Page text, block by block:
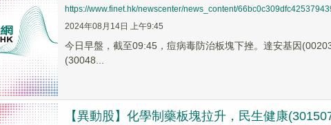
https://www.finet.hk/newscenter/news_content/
2024年08月14日 上午9:45
今日早盤，截至09:45，痘病毒防治板塊下挫。達安基因
(30048...
【異動股】化學制藥板塊拉升，民生健康